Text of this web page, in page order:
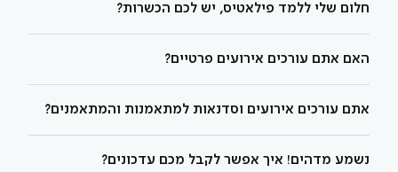
חלום שלי ללמד פילאטיס, יש לכם הכשרות?
האם אתם עורכים אירועים פרטיים?
אתם עורכים אירועים וסדנאות למתאמנות והמתאמנים?
נשמע מדהים! איך אפשר לקבל מכם עדכונים?